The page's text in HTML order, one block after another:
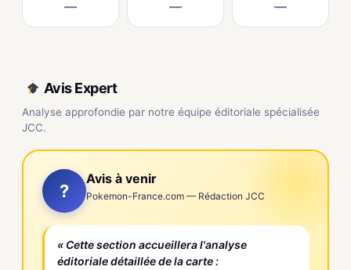
— — —
Avis Expert
Analyse approfondie par notre équipe éditoriale spécialisée
JCC.
?
Avis à venir
Pokemon-France.com — Rédaction JCC
« Cette section accueillera l'analyse
éditoriale détaillée de la carte :